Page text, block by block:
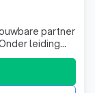
partner
leiding
Of het